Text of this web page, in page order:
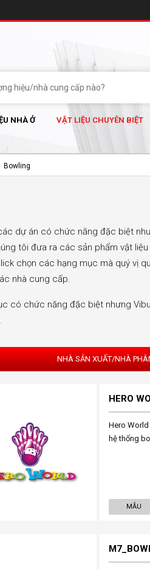
NHÀ Ở VẬT LIỆU CHUYÊN BIỆT
Bowling
dự án có chức năng đặc biệt
tôi đưa ra các sản phẩm vật
chọn các hạng mục mà quý vị
nhà cung cấp.
có chức năng đặc biệt nhưng
NHÀ SẢN XUẤT/NHÀ
HERO
Hero
hệ thống
MẪU